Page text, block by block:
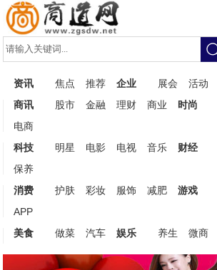
资讯 焦点 推荐 企业 展会
活动
商讯
股市 金融 理财 商业 时尚
电商
科技
明星 电影 电视 音乐 财经
保养
消费
护肤 彩妆 服饰 减肥 游戏
APP
美食
做菜 汽车 娱乐 养生 微商